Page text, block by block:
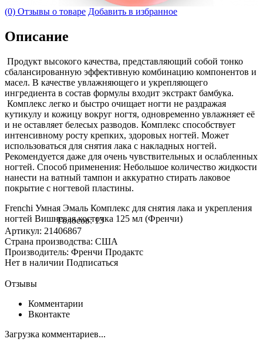
(0) Отзывы о товаре Добавить в избранное
Описание
Продукт высокого качества, представляющий собой тонко
сбалансированную эффективную комбинацию компонентов и
масел. В качестве увлажняющего и укрепляющего
ингредиента в состав формулы входит экстракт бамбука.
Комплекс легко и быстро очищает ногти не раздражая
кутикулу и кожицу вокруг ногтя, одновременно увлажняет её
и не оставляет белесых разводов. Комплекс способствует
интенсивному росту крепких, здоровых ногтей. Может
использоваться для снятия лака с накладных ногтей.
Рекомендуется даже для очень чувствительных и ослабленных
ногтей. Способ применения: Небольшое количество жидкости
нанести на ватный тампон и аккуратно стирать лаковое
покрытие с ногтевой пластины.
Frenchi Умная Эмаль Комплекс для снятия лака и укрепления
ногтей Вишневая косточка 125 мл (Френчи)
Голосов: 13
Артикул: 21406867
Страна производства: США
Производитель: Френчи Продактс
Нет в наличии Подписаться
Отзывы
Комментарии
Вконтакте
Загрузка комментариев...